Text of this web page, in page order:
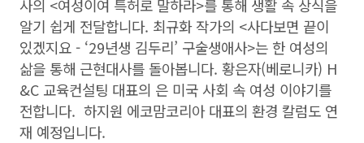
사의 <여성이여 특허로 말하라>를 통해 생활 속 상식을
알기 쉽게 전달합니다. 최규화 작가의 <사다보면 끝이
있겠지요 - ‘29년생 김두리’ 구술생애사>는 한 여성의
삶을 통해 근현대사를 돌아봅니다. 황은자(베로니카) H
&C 교육컨설팅 대표의 은 미국 사회 속 여성 이야기를
전합니다. 하지원 에코맘코리아 대표의 환경 칼럼도 연
재 예정입니다.